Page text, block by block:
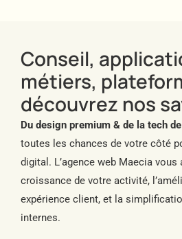
Conseil,
métiers,
découvrez nos
Du design premium & de la tech
toutes les chances de votre côté
digital. L’agence web Maecia
croissance de votre activité,
expérience client, et la
internes.